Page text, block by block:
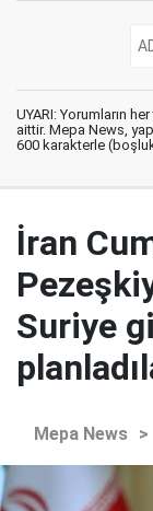
UYARI: Yorumların
aittir. Mepa News,
600 karakterle
İran
Suriye
Mepa News >